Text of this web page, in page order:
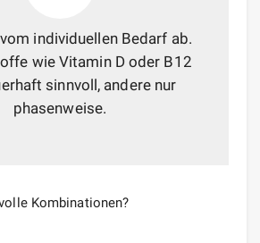
individuellen Bedarf ab.
wie Vitamin D oder B12
sinnvoll, andere nur
phasenweise.
Kombinationen?